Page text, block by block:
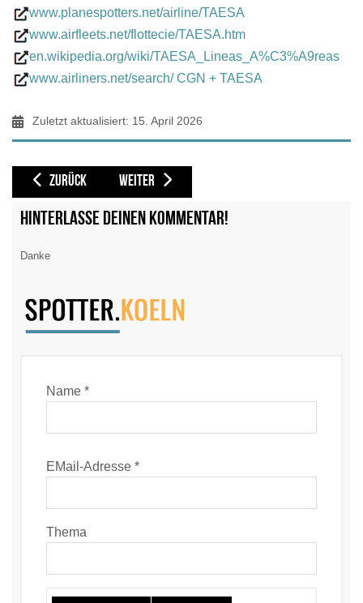
CGN 18.08.1995 U. Weixelbaum
www.planespotters.net/airline/TAESA
www.airfleets.net/flottecie/TAESA.htm
en.wikipedia.org/wiki/TAESA_Lineas_A%C3%A9reas
www.airliners.net/search/ CGN + TAESA
Zuletzt aktualisiert: 15. April 2026
VORHERIGER BEITRAG: SWEDLINE EXPRESS [SRL / SM] (2006 BETRIEB
ZURÜCK NÄCHSTER BEITRAG: TAJIKISTAN AIRLINES [TZK /
WEITER
Hinterlasse deinen Kommentar!
Danke
Name *
EMail-Adresse *
Thema